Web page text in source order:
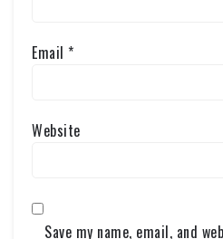
Email *
Website
Save my name, email, and